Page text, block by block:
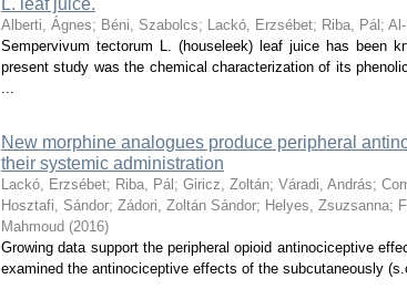
L. leaf juice.
Alberti, Ágnes; Béni, Szabolcs; Lackó, Erzsébet; Riba, Pál ;
Sempervivum tectorum L. (houseleek) leaf juice has been
present study was the chemical characterization of its
...
New morphine analogues produce peripheral
their systemic administration
Lackó, Erzsébet; Riba, Pál ; Giricz, Zoltán; Váradi, András;
Hosztafi, Sándor; Zádori, Zoltán Sándor; Helyes, Zsuzsanna;
Mahmoud (2016)
Growing data support the peripheral opioid antinociceptive
examined the antinociceptive effects of the subcutaneously